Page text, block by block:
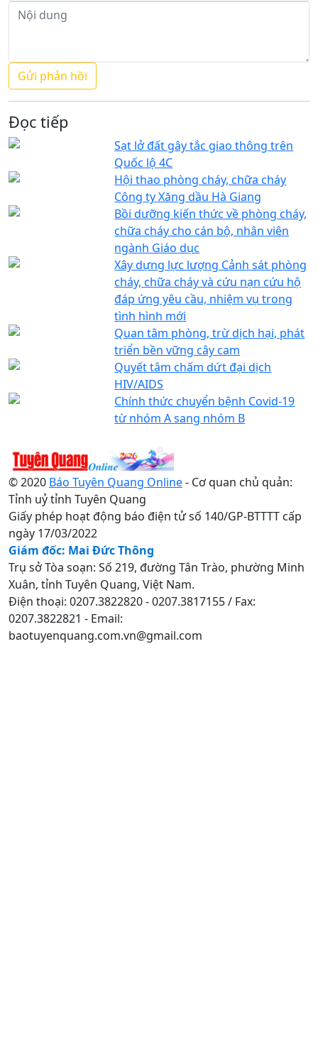
Đọc tiếp
Sạt lở đất gây tắc giao thông trên
Quốc lộ 4C
Hội thao phòng cháy, chữa cháy
Công ty Xăng dầu Hà Giang
Bồi dưỡng kiến thức về phòng cháy,
chữa cháy cho cán bộ, nhân viên
ngành Giáo dục
Xây dựng lực lượng Cảnh sát phòng
cháy, chữa cháy và cứu nạn cứu hộ
đáp ứng yêu cầu, nhiệm vụ trong
tình hình mới
Quan tâm phòng, trừ dịch hại, phát
triển bền vững cây cam
Quyết tâm chấm dứt đại dịch
HIV/AIDS
Chính thức chuyển bệnh Covid-19
từ nhóm A sang nhóm B
© 2020 Báo Tuyên Quang Online- Cơ quan chủ quản:
Tỉnh uỷ tỉnh Tuyên Quang
Giấy phép hoạt động báo điện tử số 140/GP-BTTTT cấp
ngày 17/03/2022
Giám đốc: Mai Đức Thông
Trụ sở Tòa soạn: Số 219, đường Tân Trào, phường Minh
Xuân, tỉnh Tuyên Quang, Việt Nam.
Điện thoại: 0207.3822820 - 0207.3817155 / Fax:
0207.3822821 - Email:
baotuyenquang.com.vn@gmail.com